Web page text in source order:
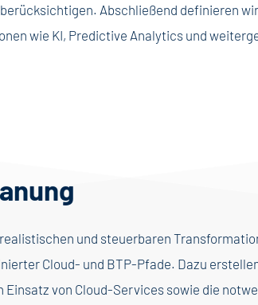
Abschließend definieren
wie KI, Predictive Analytics und
und steuerbaren
Cloud- und BTP-Pfade. Dazu
Einsatz von Cloud-Services sowie die